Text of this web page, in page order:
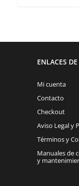
ENLACES
Mi cuenta
Contacto
Checkout
Aviso Legal y
Términos y
Manuales de
y